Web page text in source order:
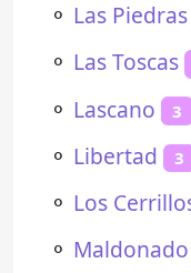
⚬ Las Piedras
⚬ Las Toscas
⚬ Lascano 3
⚬ Libertad 3
⚬ Los
⚬ Maldonado